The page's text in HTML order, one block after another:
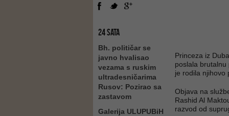
24 SATA
Bh. političar se
javno hvalisao
vezama s ruskim
ultradesničarima
Rusov: Pozirao sa
zastavom
Galerija ULUPUBiH
Princeza iz
poslala
je rodila njihovo
Objava na
Rashid Al
razvod od